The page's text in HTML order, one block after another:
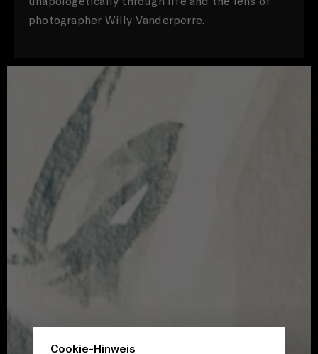
Cookie-Hinweis
photographer Willy Vanderperre.